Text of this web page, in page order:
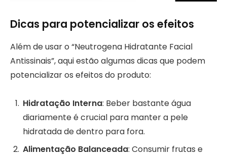
Dicas para potencializar os efeitos
Além de usar o “Neutrogena Hidratante Facial
Antissinais”, aqui estão algumas dicas que podem
potencializar os efeitos do produto:
Hidratação Interna: Beber bastante água
diariamente é crucial para manter a pele
hidratada de dentro para fora.
Alimentação Balanceada: Consumir frutas e